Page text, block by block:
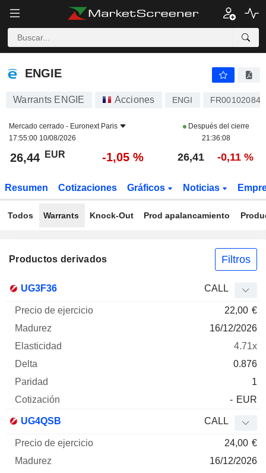
ENGIE
ENGIE
Warrants ENGIE Acciones ENGI
Mercado cerrado - Euronext Paris
17:55:00 10/08/2026
Después del cierre
21:36:08
26,44 EUR -1,05 % 26,41 -0,11 %
Resumen Cotizaciones Gráficos Noticias
Todos Warrants Knock-Out Prod apalancamiento
Productos derivados Filtros
Mnemo Tipo
ejercicio
Delta
UG3F36 CALL
22,00 €
16/12/2026
4.71x
0.876
1
- EUR
UG4QSB CALL
24,00 €
16/12/2026